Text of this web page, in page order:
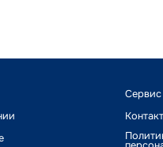
Сервис